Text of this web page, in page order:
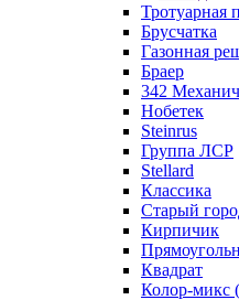
Тротуарная
Брусчатка
Газонная
Браер
342
Нобетек
Steinrus
Группа ЛСР
Stellard
Классика
Старый
Кирпичик
Квадрат
Колор-микс